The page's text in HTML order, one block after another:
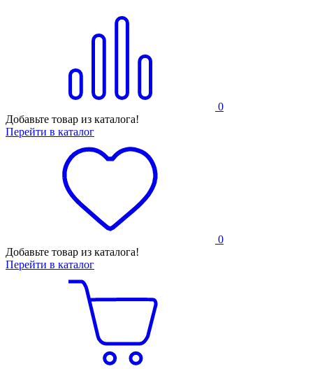
0
Добавьте товар из каталога!
Перейти в каталог
0
Добавьте товар из каталога!
Перейти в каталог